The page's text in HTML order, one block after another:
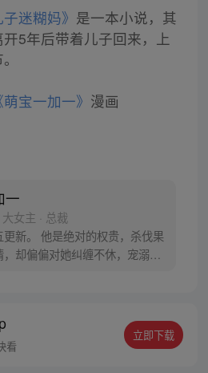
迷糊妈》 是一本小说，其
5年后带着儿子回来，上
萌宝一加一》 漫画
一
女主 · 总裁
更新。 他是绝对的权贵，杀伐果
，却偏偏对她纠缠不休，宠溺不
没完？” 男人扬唇，笑得深沉
没生，当然没完。”
看
立即下载